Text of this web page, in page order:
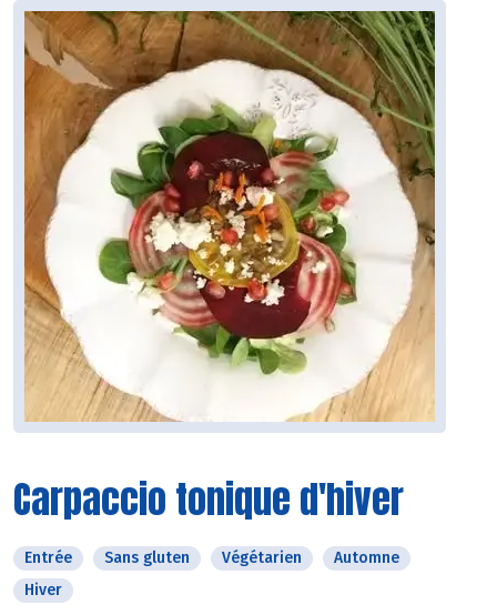
Carpaccio tonique d'hiver
Entrée Sans gluten Végétarien
Automne
Hiver